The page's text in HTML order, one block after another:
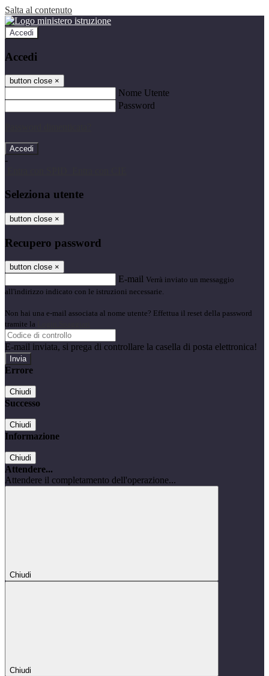
Salta al contenuto
Accedi
Accedi
button close ×
Nome Utente
Password
-
Seleziona utente
button close ×
Recupero password
button close ×
E-mail Verrà inviato un messaggio
all'indirizzo indicato con le istruzioni necessarie.
Non hai una e-mail associata al nome utente? Effettua il reset della password
tramite la
E-mail inviata, si prega di controllare la casella di posta elettronica!
Errore
Chiudi
Successo
Chiudi
Informazione
Chiudi
Attendere...
Attendere il completamento dell'operazione...
Chiudi
Chiudi